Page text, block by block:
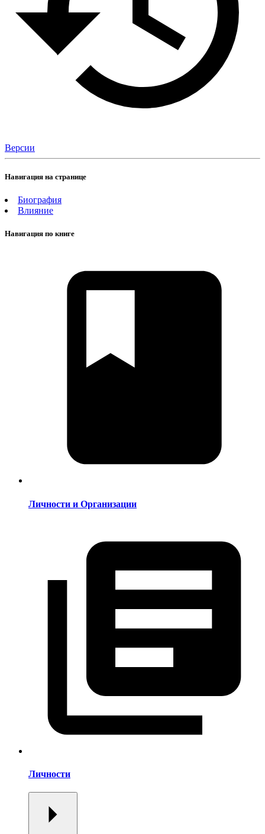
Версии
Навигация на странице
Биография
Влияние
Навигация по книге
Личности и Организации
Личности